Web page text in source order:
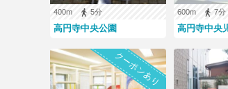
400m 5分
高円寺中央公園
600m 7分
高円寺中央
クーポンあり